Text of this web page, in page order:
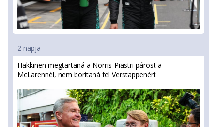
2 napja
Hakkinen megtartaná a Norris-Piastri párost a
McLarennél, nem borítaná fel Verstappenért